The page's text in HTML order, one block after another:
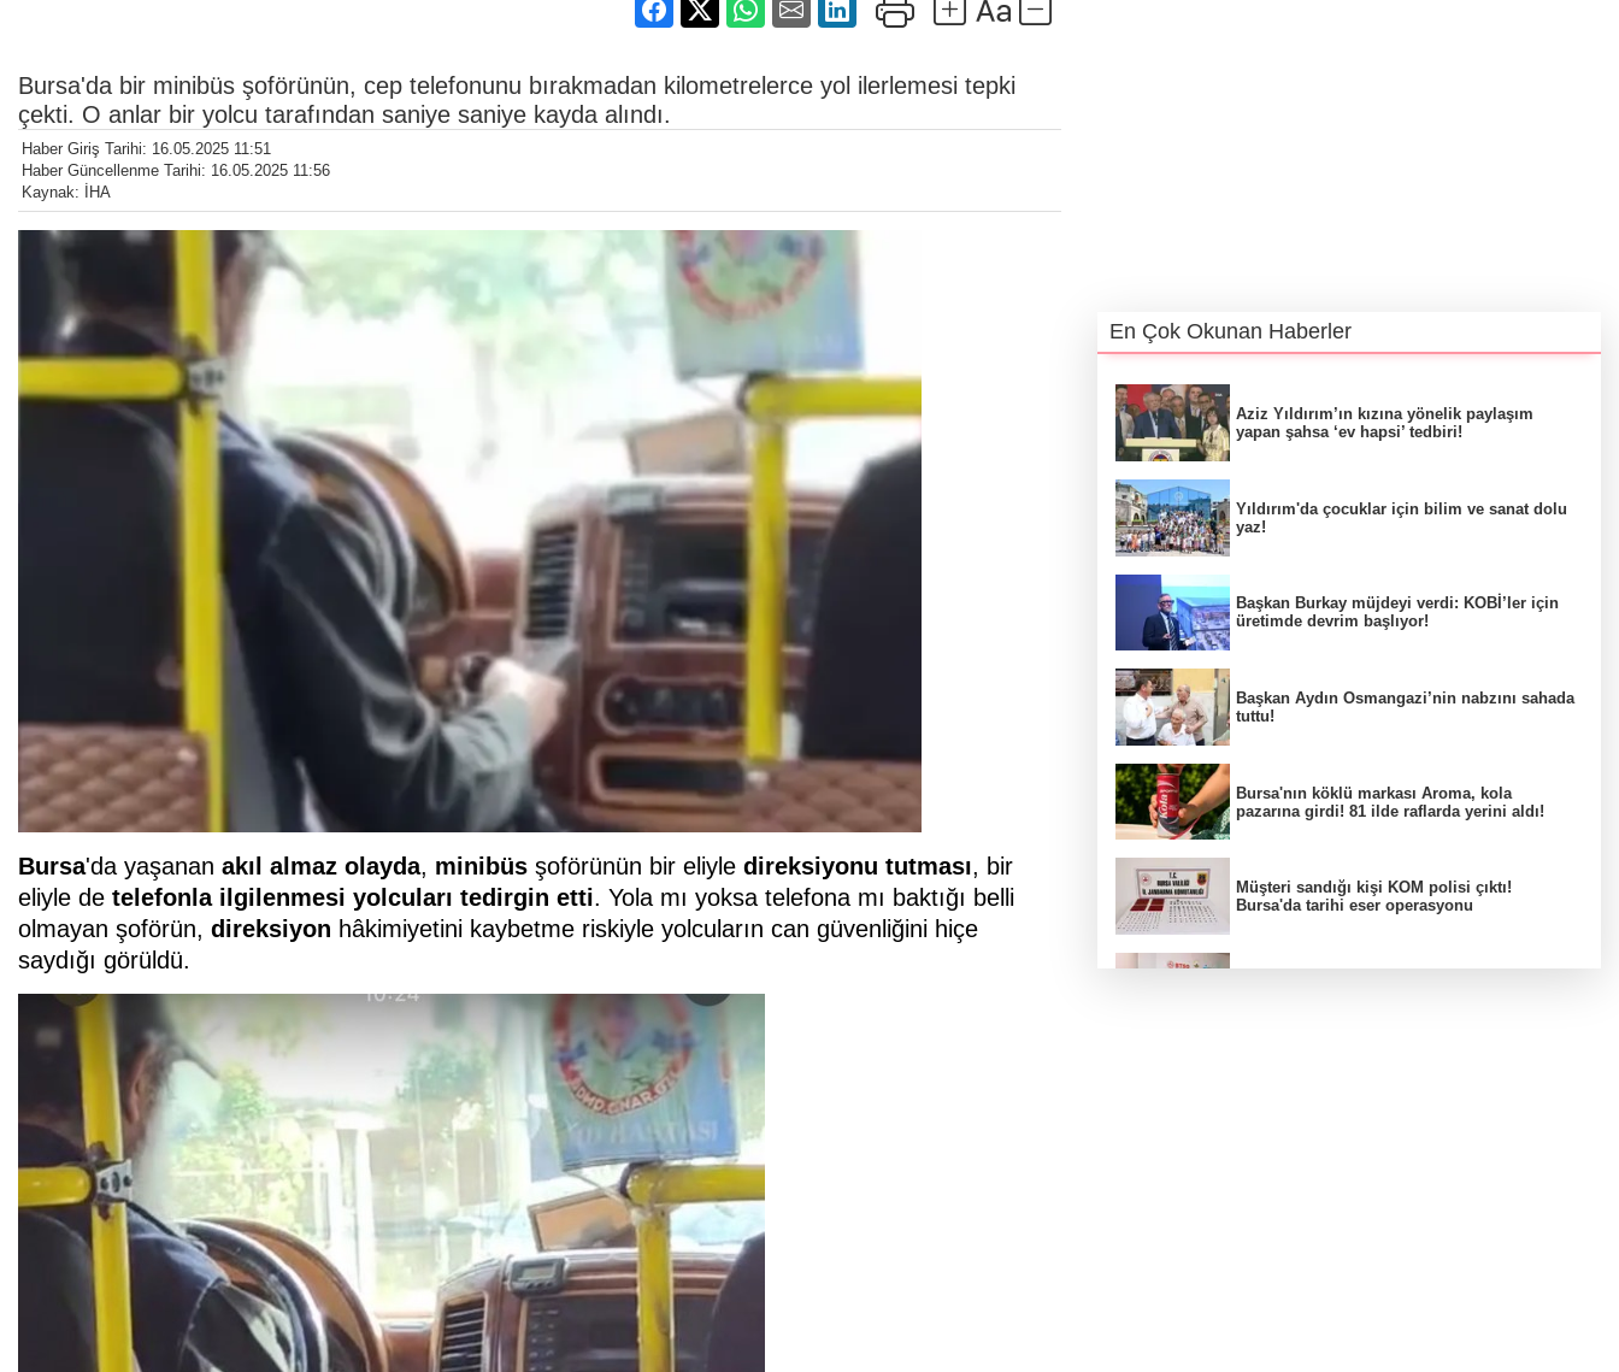
Bursa'da bir minibüs şoförünün, cep telefonunu bırakmadan kilometrelerce yol ilerlemesi tepki
çekti. O anlar bir yolcu tarafından saniye saniye kayda alındı.
Haber Giriş Tarihi: 16.05.2025 11:51
Haber Güncellenme Tarihi: 16.05.2025 11:56
Kaynak: İHA
Bursa'da yaşanan akıl almaz olayda, minibüs şoförünün bir eliyle direksiyonu tutması, bir
eliyle de telefonla ilgilenmesi yolcuları tedirgin etti. Yola mı yoksa telefona mı baktığı belli
olmayan şoförün, direksiyon hâkimiyetini kaybetme riskiyle yolcuların can güvenliğini hiçe
saydığı görüldü.
En Çok Okunan Haberler
Aziz Yıldırım’ın kızına yönelik paylaşım
yapan şahsa ‘ev hapsi’ tedbiri!
Yıldırım'da çocuklar için bilim ve sanat dolu
yaz!
Başkan Burkay müjdeyi verdi: KOBİ’ler için
üretimde devrim başlıyor!
Başkan Aydın Osmangazi’nin nabzını sahada
tuttu!
Bursa'nın köklü markası Aroma, kola
pazarına girdi! 81 ilde raflarda yerini aldı!
Müşteri sandığı kişi KOM polisi çıktı!
Bursa'da tarihi eser operasyonu